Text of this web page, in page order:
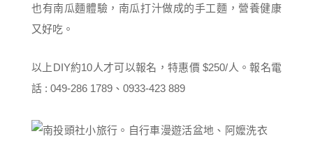
也有南瓜麵體驗，南瓜打汁做成的手工麵，營養健康
又好吃。
以上DIY約10人才可以報名，特惠價 $250/人。報名電
話 : 049-286 1789、0933-423 889